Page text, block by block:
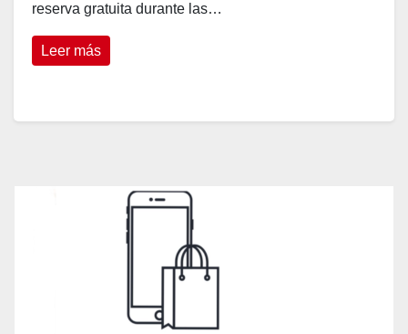
reserva gratuita durante las…
Leer más